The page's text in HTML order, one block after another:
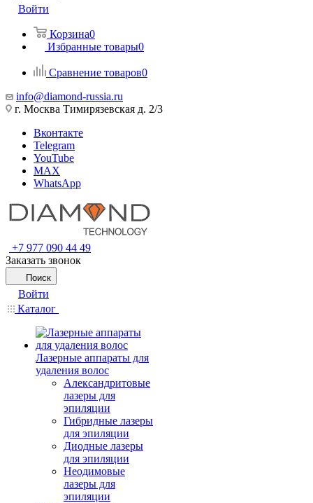
Войти
Корзина0
Избранные товары0
Сравнение товаров0
info@diamond-russia.ru
г. Москва Тимирязевская д. 2/3
Вконтакте
Telegram
YouTube
MAX
WhatsApp
+7 977 090 44 49
Заказать звонок
Поиск
Войти
Каталог
Лазерные аппараты для
удаления волос
Александритовые
лазеры для
эпиляции
Гибридные лазеры
для эпиляции
Диодные лазеры
для эпиляции
Неодимовые
лазеры для
эпиляции